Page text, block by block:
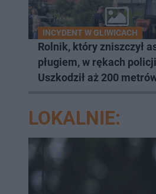
INCYDENT W GLIWICACH
Rolnik, który zniszczył
pługiem, w rękach
Uszkodził aż 200
LOKALNIE: